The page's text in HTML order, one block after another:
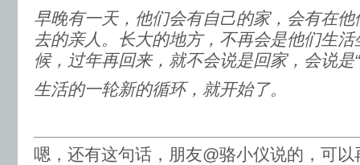
早晚有一天，他们会有自己的家，会有在
去的亲人。长大的地方，不再会是他们生
候，过年再回来，就不会说是回家，会说是
生活的一轮新的循环，就开始了。
嗯，还有这句话，朋友@骆小仪说的，可